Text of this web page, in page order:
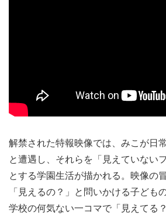
解禁された特報映像では、みこが日
と遭遇し、それらを「見えていない
とする学園生活が描かれる。映像の
「見えるの？」と問いかける子ども
学校の何気ない一コマで「見えてる